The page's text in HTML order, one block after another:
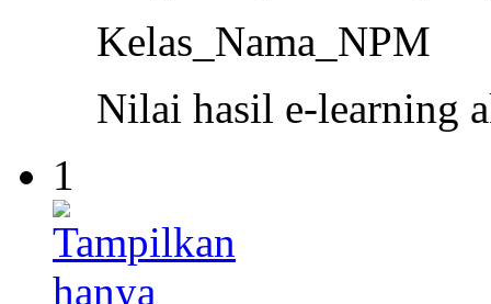
Kelas_Nama_NPM
Nilai hasil e-learning
1